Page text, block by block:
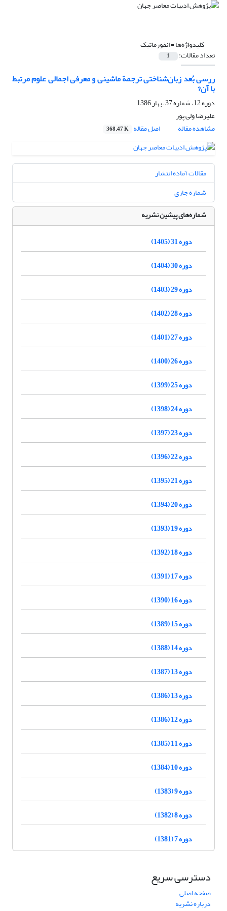
کلیدواژه‌ها =انفورماتیک
تعداد مقالات: 1
ررسی بُعد زبان‌شناختی ترجمة ماشینی و معرفی اجمالی علوم مرتبط
با آن?
دوره 12، شماره 37، بهار 1386
علیرضا ولی پور
مشاهده مقاله
اصل مقاله 368.47 K
مقالات آماده انتشار
شماره جاری
شماره‌های پیشین نشریه
دوره 31 (1405)
دوره 30 (1404)
دوره 29 (1403)
دوره 28 (1402)
دوره 27 (1401)
دوره 26 (1400)
دوره 25 (1399)
دوره 24 (1398)
دوره 23 (1397)
دوره 22 (1396)
دوره 21 (1395)
دوره 20 (1394)
دوره 19 (1393)
دوره 18 (1392)
دوره 17 (1391)
دوره 16 (1390)
دوره 15 (1389)
دوره 14 (1388)
دوره 13 (1387)
دوره 13 (1386)
دوره 12 (1386)
دوره 11 (1385)
دوره 10 (1384)
دوره 9 (1383)
دوره 8 (1382)
دوره 7 (1381)
دسترسی سریع
صفحه اصلی
درباره نشریه